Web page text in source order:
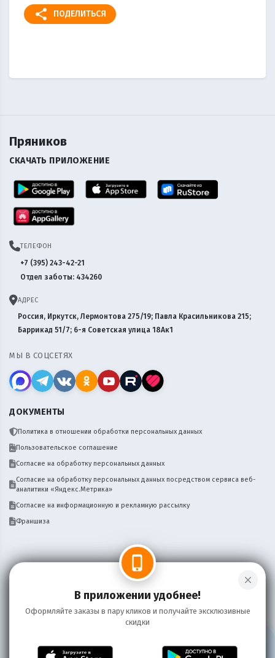
share ПОДЕЛИТЬСЯ
Пряников
СКАЧАТЬ ПРИЛОЖЕНИЕ
ТЕЛЕФОН
+7 (395) 243-42-21
Отдел заботы: 434260
АДРЕС
Россия, Иркутск, Лермонтова 275/19; Павла Красильникова 215;
Баррикад 51/7; 6-я Советская улица 18Ак1
МЫ В СОЦСЕТЯХ
ДОКУМЕНТЫ
Политика в отношении обработки персональных данных
Пользовательское соглашение
Согласие на обработку персональных данных
Согласие на обработку персональных данных посредством сервиса веб-
аналитики «Яндекс.Метрика»
Согласие на информационную и рекламную рассылку
Франшиза
Нужен сайт, бот, мобильное приложение
для вашего бизнеса доставки? Пишите!
close
phone_iphone
В приложении удобнее!
Оформляйте заказы в пару кликов и получайте эксклюзивные
скидки